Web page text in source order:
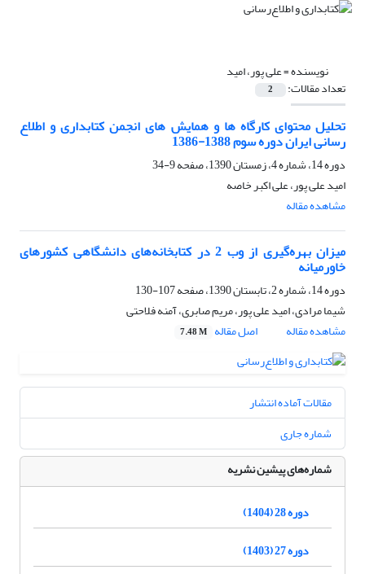
نویسنده =علی پور، امید
تعداد مقالات: 2
تحلیل محتوای کارگاه ها و همایش های انجمن کتابداری و اطلاع
رسانی ایران دوره سوم 1388-1386
دوره 14، شماره 4، زمستان 1390، صفحه
9-34
امید علی پور، علی اکبر خاصه
مشاهده مقاله
میزان بهره‌گیری از وب 2 در کتابخانه‌های دانشگاهی کشورهای
خاورمیانه
دوره 14، شماره 2، تابستان 1390، صفحه
107-130
شیما مرادی، امید علی پور، مریم صابری، آمنه فلاحتی
مشاهده مقاله
اصل مقاله 7.48 M
مقالات آماده انتشار
شماره جاری
شماره‌های پیشین نشریه
دوره 28 (1404)
دوره 27 (1403)